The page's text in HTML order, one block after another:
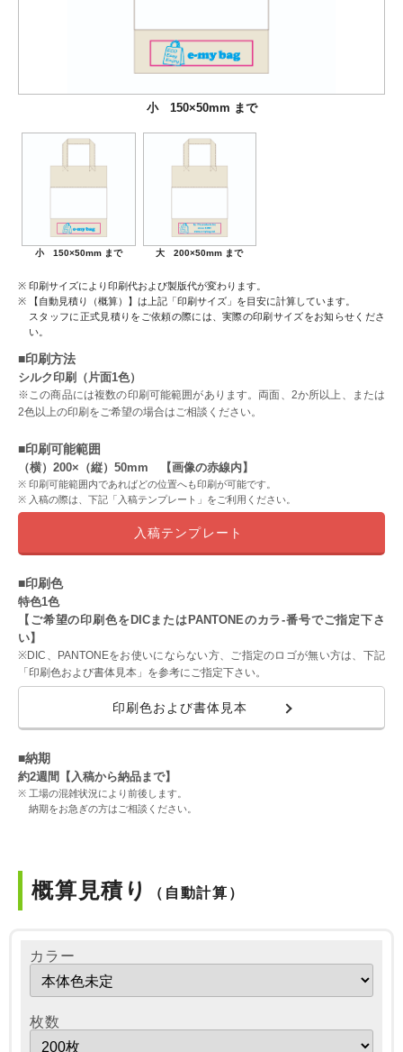
小 150×50mm まで
大 200×50mm まで
小 150×50mm まで 大 200×50mm まで
印刷サイズにより印刷代および製版代が変わります。
【自動見積り（概算）】は上記「印刷サイズ」を目安に計算しています。
スタッフに正式見積りをご依頼の際には、実際の印刷サイズをお知らせくださ
い。
■印刷方法
シルク印刷（片面1色）
※この商品には複数の印刷可能範囲があります。両面、2か所以上、または
2色以上の印刷をご希望の場合はご相談ください。
■印刷可能範囲
（横）200×（縦）50mm 【画像の赤線内】
印刷可能範囲内であればどの位置へも印刷が可能です。
入稿の際は、下記「入稿テンプレート」をご利用ください。
入稿テンプレート
■印刷色
特色1色
【ご希望の印刷色をDICまたはPANTONEのカラ-番号でご指定下さ
い】
※DIC、PANTONEをお使いにならない方、ご指定のロゴが無い方は、下記
「印刷色および書体見本」を参考にご指定下さい。
印刷色および書体見本
■納期
約2週間【入稿から納品まで】
工場の混雑状況により前後します。
納期をお急ぎの方はご相談ください。
概算見積り （自動計算）
カラー
枚数